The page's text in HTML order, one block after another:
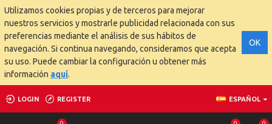
Utilizamos cookies propias y de terceros para mejorar
nuestros servicios y mostrarle publicidad relacionada con sus
preferencias mediante el análisis de sus hábitos de
navegación. Si continua navegando, consideramos que acepta
su uso. Puede cambiar la configuración u obtener más
información aquí.
OK
LOGIN REGISTER ESPAÑOL